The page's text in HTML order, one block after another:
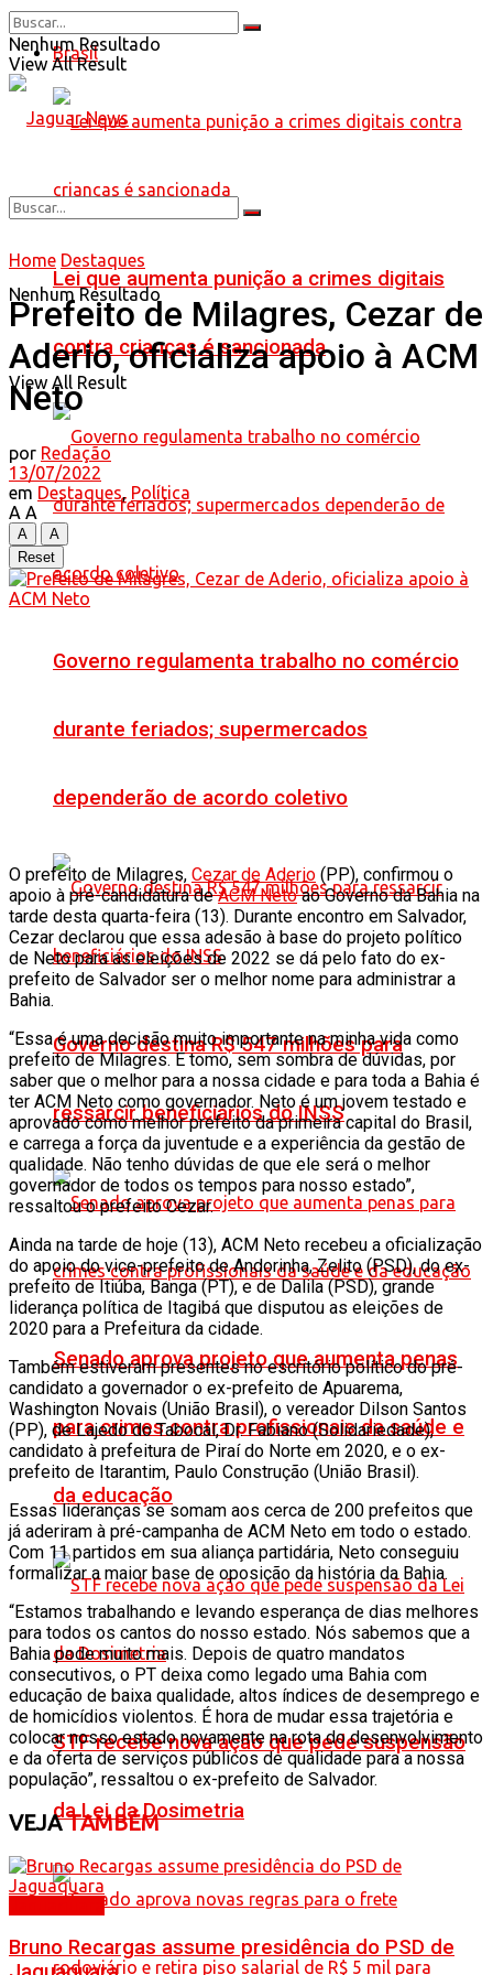
Brasil
Lei que aumenta punição a crimes digitais
contra crianças é sancionada
Governo regulamenta trabalho no comércio
durante feriados; supermercados
dependerão de acordo coletivo
Governo destina R$ 547 milhões para
ressarcir beneficiários do INSS
Senado aprova projeto que aumenta penas
para crimes contra profissionais da saúde e
da educação
STF recebe nova ação que pede suspensão
da Lei da Dosimetria
Nenhum Resultado
View All Result
Nenhum Resultado
View All Result
Home Destaques
Prefeito de Milagres, Cezar de
Aderio, oficializa apoio à ACM
Neto
por Redação
13/07/2022
em Destaques, Política
A A
A
A
Reset
O prefeito de Milagres, Cezar de Aderio (PP), confirmou o
apoio à pré-candidatura deACM Netoao Governo da Bahia na
tarde desta quarta-feira (13). Durante encontro em Salvador,
Cezar declarou que essa adesão à base do projeto político
de Neto para as eleições de 2022 se dá pelo fato do ex-
prefeito de Salvador ser o melhor nome para administrar a
Bahia.
“Essa é uma decisão muito importante na minha vida como
prefeito de Milagres. E tomo, sem sombra de dúvidas, por
saber que o melhor para a nossa cidade e para toda a Bahia é
ter ACM Neto como governador. Neto é um jovem testado e
aprovado como melhor prefeito da primeira capital do Brasil,
e carrega a força da juventude e a experiência da gestão de
qualidade. Não tenho dúvidas de que ele será o melhor
governador de todos os tempos para nosso estado”,
ressaltou o prefeito Cezar.
Ainda na tarde de hoje (13), ACM Neto recebeu a oficialização
do apoio do vice-prefeito de Andorinha, Zelito (PSD), do ex-
prefeito de Itiúba, Banga (PT), e de Dalila (PSD), grande
liderança política de Itagibá que disputou as eleições de
2020 para a Prefeitura da cidade.
Também estiveram presentes no escritório político do pré-
candidato a governador o ex-prefeito de Apuarema,
Washington Novais (União Brasil), o vereador Dilson Santos
(PP), de Lajedo do Tabocal, Dr. Fabiano (Solidariedade),
candidato à prefeitura de Piraí do Norte em 2020, e o ex-
prefeito de Itarantim, Paulo Construção (União Brasil).
Essas lideranças se somam aos cerca de 200 prefeitos que
já aderiram à pré-campanha de ACM Neto em todo o estado.
Com 11 partidos em sua aliança partidária, Neto conseguiu
formalizar a maior base de oposição da história da Bahia.
“Estamos trabalhando e levando esperança de dias melhores
para todos os cantos do nosso estado. Nós sabemos que a
Bahia pode muito mais. Depois de quatro mandatos
consecutivos, o PT deixa como legado uma Bahia com
educação de baixa qualidade, altos índices de desemprego e
de homicídios violentos. É hora de mudar essa trajetória e
colocar nosso estado novamente na rota do desenvolvimento
e da oferta de serviços públicos de qualidade para a nossa
população”, ressaltou o ex-prefeito de Salvador.
VEJATAMBÉM
Bruno Recargas assume presidência do PSD de